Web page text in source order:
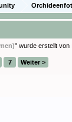
" wurde erstellt von
7 Weiter >